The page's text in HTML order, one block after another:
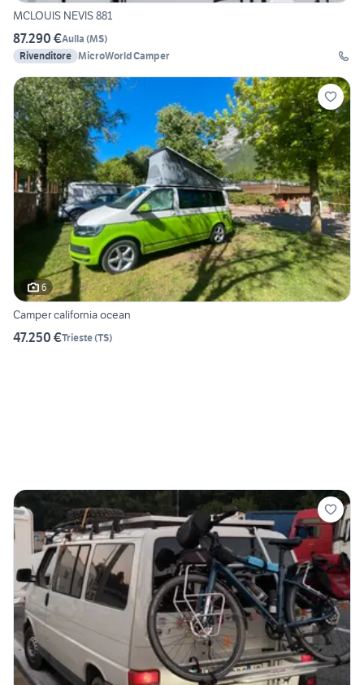
MCLOUIS NEVIS 881
87.290 €Aulla (MS)
Rivenditore MicroWorld Camper
6
Camper california ocean
47.250 €Trieste(TS)